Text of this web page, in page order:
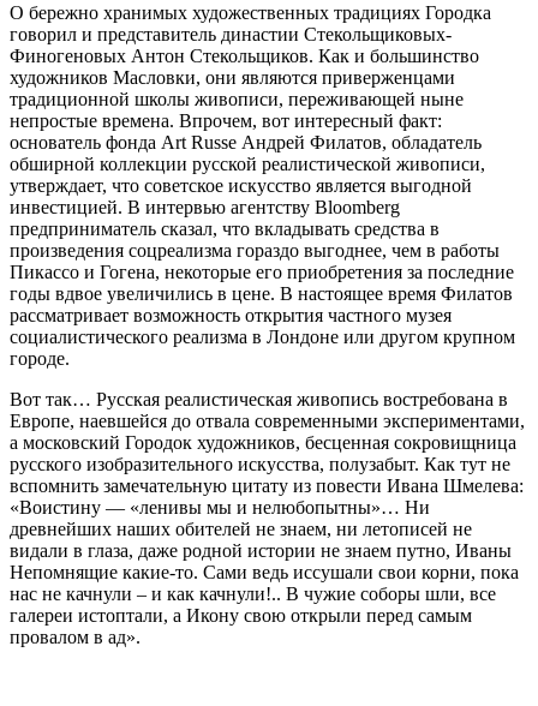
О бережно хранимых художественных традициях Городка
говорил и представитель династии Стекольщиковых-
Финогеновых Антон Стекольщиков. Как и большинство
художников Масловки, они являются приверженцами
традиционной школы живописи, переживающей ныне
непростые времена. Впрочем, вот интересный факт:
основатель фонда Art Russe Андрей Филатов, обладатель
обширной коллекции русской реалистической живописи,
утверждает, что советское искусство является выгодной
инвестицией. В интервью агентству Bloomberg
предприниматель сказал, что вкладывать средства в
произведения соцреализма гораздо выгоднее, чем в работы
Пикассо и Гогена, некоторые его приобретения за последние
годы вдвое увеличились в цене. В настоящее время Филатов
рассматривает возможность открытия частного музея
социалистического реализма в Лондоне или другом крупном
городе.
Вот так… Русская реалистическая живопись востребована в
Европе, наевшейся до отвала современными экспериментами,
а московский Городок художников, бесценная сокровищница
русского изобразительного искусства, полузабыт. Как тут не
вспомнить замечательную цитату из повести Ивана Шмелева:
«Воистину — «ленивы мы и нелюбопытны»… Ни
древнейших наших обителей не знаем, ни летописей не
видали в глаза, даже родной истории не знаем путно, Иваны
Непомнящие какие-то. Сами ведь иссушали свои корни, пока
нас не качнули – и как качнули!.. В чужие соборы шли, все
галереи истоптали, а Икону свою открыли перед самым
провалом в ад».